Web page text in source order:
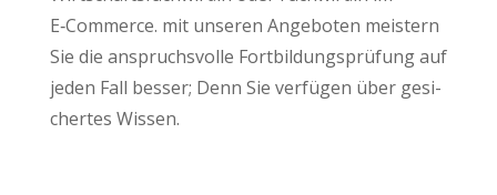
E‑Commerce. mit unse­ren Ange­bo­ten meis­tern
Sie die anspruchs­vol­le Fort­bil­dungs­prü­fung auf
jeden Fall bes­ser; Denn Sie ver­fü­gen über gesi­
cher­tes Wissen.